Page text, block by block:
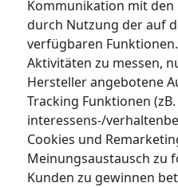
Kommunikation mit
durch Nutzung der auf
verfügbaren
Aktivitäten zu messen,
Hersteller angebotene
Tracking Funktionen
interessens-/
Cookies und
Meinungsaustausch zu
Kunden zu gewinnen